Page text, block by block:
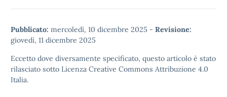
Pubblicato: mercoledì, 10 dicembre 2025 - Revisione:
giovedì, 11 dicembre 2025
Eccetto dove diversamente specificato, questo articolo è stato
rilasciato sotto Licenza Creative Commons Attribuzione 4.0
Italia.